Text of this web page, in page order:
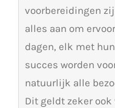
voorbereidingen
alles aan om
dagen, elk met
succes worden
natuurlijk alle
Dit geldt zeker ook